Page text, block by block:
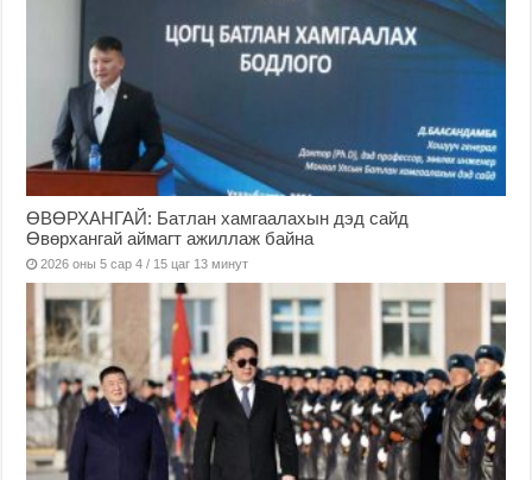
ӨВӨРХАНГАЙ: Батлан хамгаалахын дэд сайд
Өвөрхангай аймагт ажиллаж байна
2026 оны 5 сар 4 / 15 цаг 13 минут